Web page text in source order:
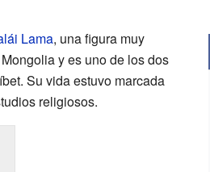
Lama, una figura muy
y es uno de los dos
Su vida estuvo marcada
religiosos.